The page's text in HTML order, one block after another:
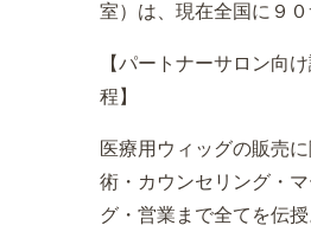
室）は、現在全国に９０
【パートナーサロン向
程】
医療用ウィッグの販売
術・カウンセリング・
グ・営業まで全てを伝授